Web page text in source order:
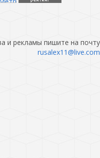
и рекламы пишите на почту
rusalex11@live.com